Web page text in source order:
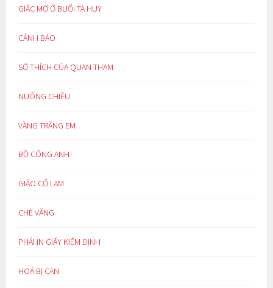
GIẤC MƠ Ở BUỔI TÀ HUY
CẢNH BÁO
SỞ THÍCH CỦA QUAN THAM
NUÔNG CHIỀU
VẦNG TRĂNG EM
BỒ CÔNG ANH
GIẢO CỔ LAM
CHÈ VẰNG
PHẢI IN GIẤY KIỂM ĐỊNH
HOÁ BỊ CAN